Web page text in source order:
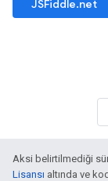
JSFiddle.net
Aksi belirtilmediği
Lisansı altında ve